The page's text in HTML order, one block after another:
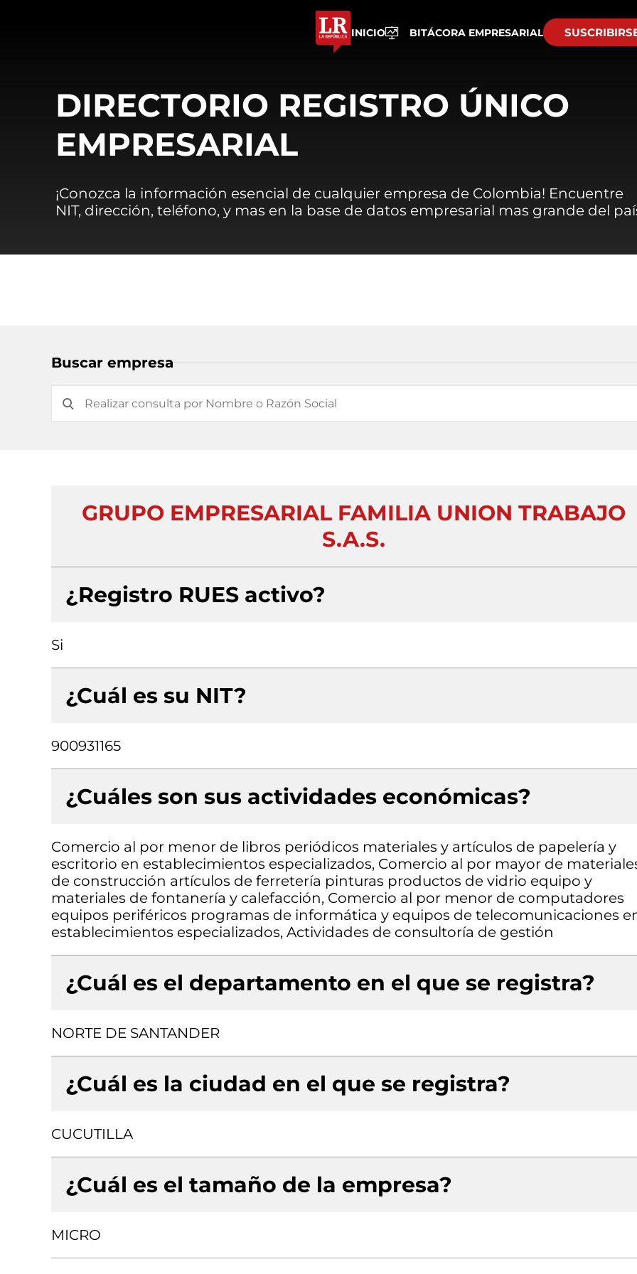
INICIO BITÁCORA EMPRESARIAL
DIRECTORIO REGISTRO ÚNICO
EMPRESARIAL
¡Conozca la información esencial de cualquier empresa de Colombia! Encuentre
NIT, dirección, teléfono, y mas en la base de datos empresarial mas grande del
Buscar empresa
GRUPO EMPRESARIAL FAMILIA UNION TRABAJO
S.A.S.
¿Registro RUES activo?
Si
¿Cuál es su NIT?
900931165
¿Cuáles son sus actividades económicas?
Comercio al por menor de libros periódicos materiales y artículos de papelería y
escritorio en establecimientos especializados, Comercio al por mayor de
de construcción artículos de ferretería pinturas productos de vidrio equipo y
materiales de fontanería y calefacción, Comercio al por menor de computadores
equipos periféricos programas de informática y equipos de telecomunicaciones
establecimientos especializados, Actividades de consultoría de gestión
¿Cuál es el departamento en el que se registra?
NORTE DE SANTANDER
¿Cuál es la ciudad en el que se registra?
CUCUTILLA
¿Cuál es el tamaño de la empresa?
MICRO